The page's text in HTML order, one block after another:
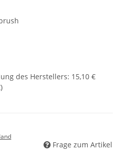
des Herstellers: 15,10 €
)
Frage zum Artikel